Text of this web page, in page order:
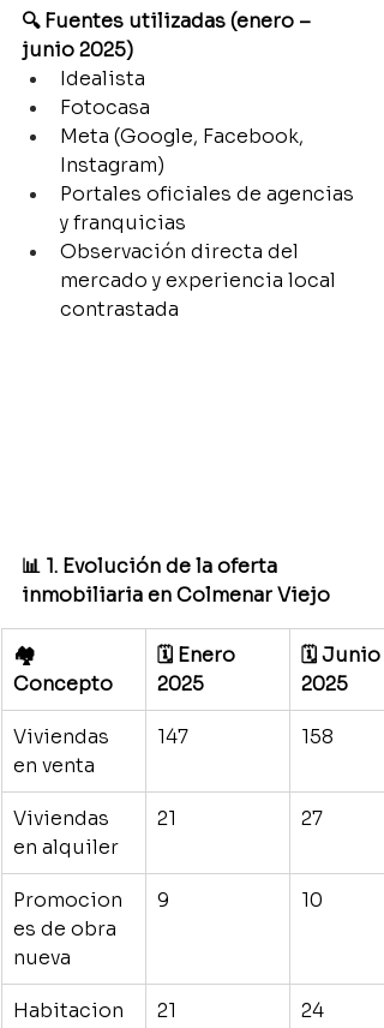
🔍 Fuentes utilizadas (enero –
junio 2025)
Idealista
Fotocasa
Meta (Google, Facebook,
Instagram)
Portales oficiales de agencias
y franquicias
Observación directa del
mercado y experiencia local
contrastada
📊 1. Evolución de la oferta
inmobiliaria en Colmenar Viejo
🏘️
Concepto
🗓️ Enero
2025
🗓️ Junio
2025
Viviendas
en venta
147 158
Viviendas
en alquiler
21 27
Promocion
es de obra
nueva
9 10
Habitacion
21 24